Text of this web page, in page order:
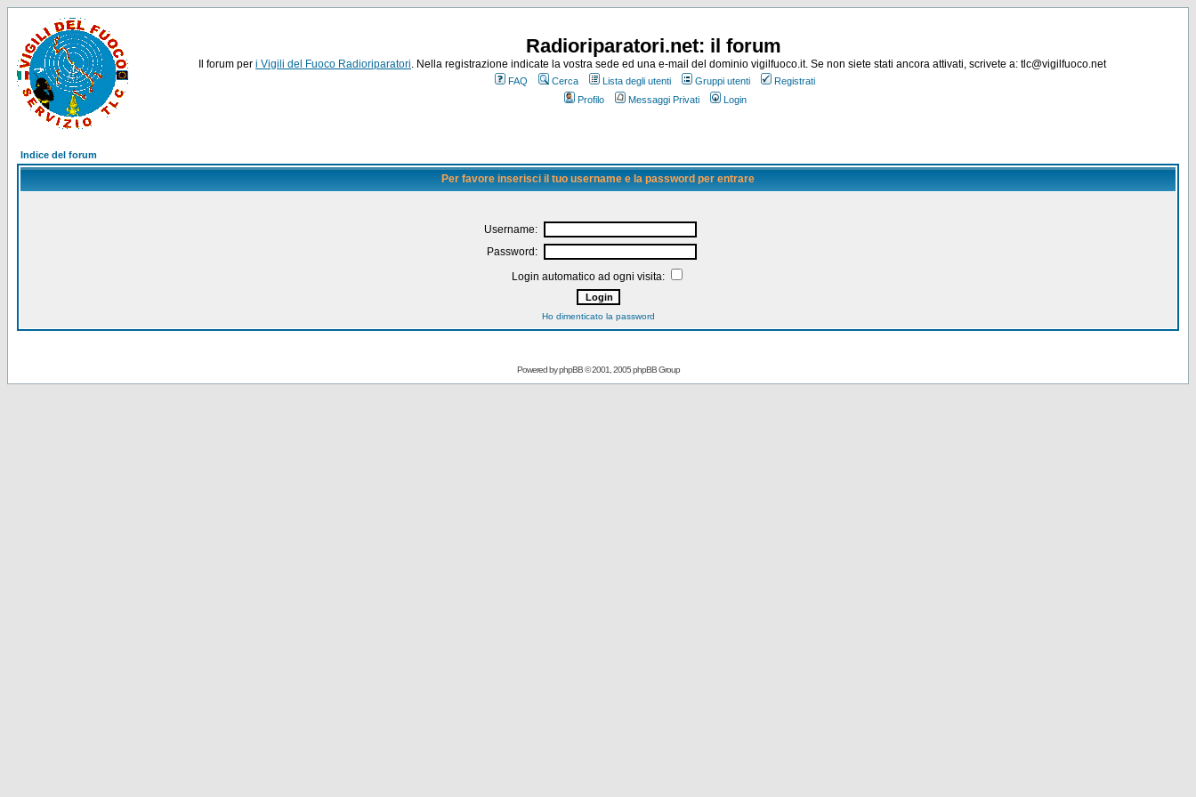
Radioriparatori.net: il forum
Il forum per i Vigili del Fuoco Radioriparatori. Nella registrazione indicate la vostra sede ed una e-mail del dominio vigilfuoco.it. Se non siete stati ancora attivati, scrivete a: tlc@vigilfuoco.net
FAQ Cerca Lista degli utenti Gruppi utenti
Registrati
Profilo
Messaggi Privati Login
Indice del forum
Per favore inserisci il tuo username e la password per entrare
Username:
Password:
Login automatico ad ogni visita:
Ho dimenticato la password
Powered byphpBB© 2001, 2005 phpBB Group